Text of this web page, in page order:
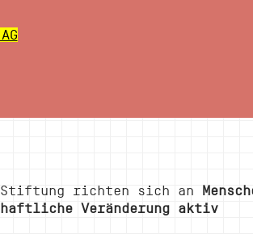
Stiftung richten sich an
Veränderung aktiv